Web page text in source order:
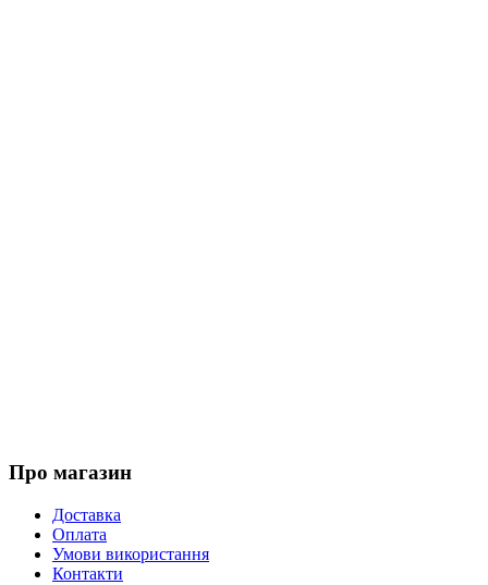
Про магазин
Доставка
Оплата
Умови використання
Контакти